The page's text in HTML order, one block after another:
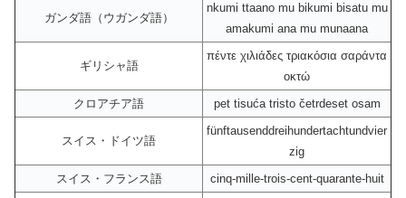
ガンダ語（ウガンダ語）
nkumi ttaano mu bikumi bisatu mu
amakumi ana mu munaana
ギリシャ語
πέντε χιλιάδες τριακόσια σαράντα
οκτώ
クロアチア語
pet tisuća tristo četrdeset osam
スイス・ドイツ語
fünftausenddreihundertachtundvier
zig
スイス・フランス語
cinq-mille-trois-cent-quarante-huit